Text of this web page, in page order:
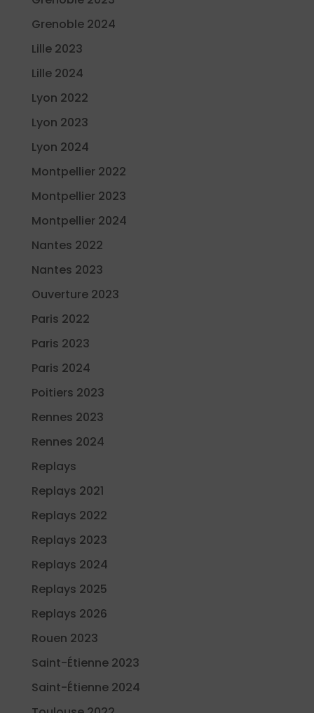
Grenoble 2024
Lille 2023
Lille 2024
Lyon 2022
Lyon 2023
Lyon 2024
Montpellier 2022
Montpellier 2023
Montpellier 2024
Nantes 2022
Nantes 2023
Ouverture 2023
Paris 2022
Paris 2023
Paris 2024
Poitiers 2023
Rennes 2023
Rennes 2024
Replays
Replays 2021
Replays 2022
Replays 2023
Replays 2024
Replays 2025
Replays 2026
Rouen 2023
Saint-Étienne 2023
Saint-Étienne 2024